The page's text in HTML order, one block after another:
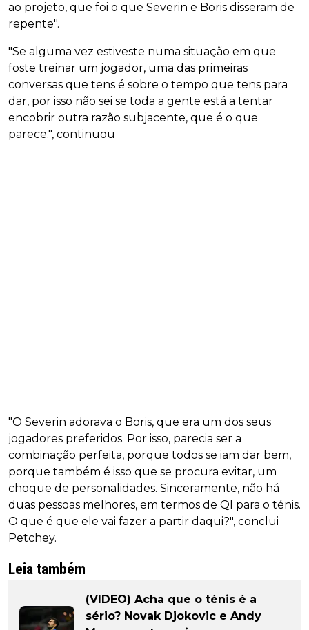
ao projeto, que foi o que Severin e Boris disseram de
repente".
"Se alguma vez estiveste numa situação em que
foste treinar um jogador, uma das primeiras
conversas que tens é sobre o tempo que tens para
dar, por isso não sei se toda a gente está a tentar
encobrir outra razão subjacente, que é o que
parece.", continuou
"O Severin adorava o Boris, que era um dos seus
jogadores preferidos. Por isso, parecia ser a
combinação perfeita, porque todos se iam dar bem,
porque também é isso que se procura evitar, um
choque de personalidades. Sinceramente, não há
duas pessoas melhores, em termos de QI para o ténis.
O que é que ele vai fazer a partir daqui?", conclui
Petchey.
Leia também
(VIDEO) Acha que o ténis é a
sério? Novak Djokovic e Andy